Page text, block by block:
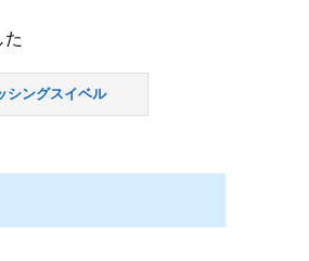
た
シングスイベル